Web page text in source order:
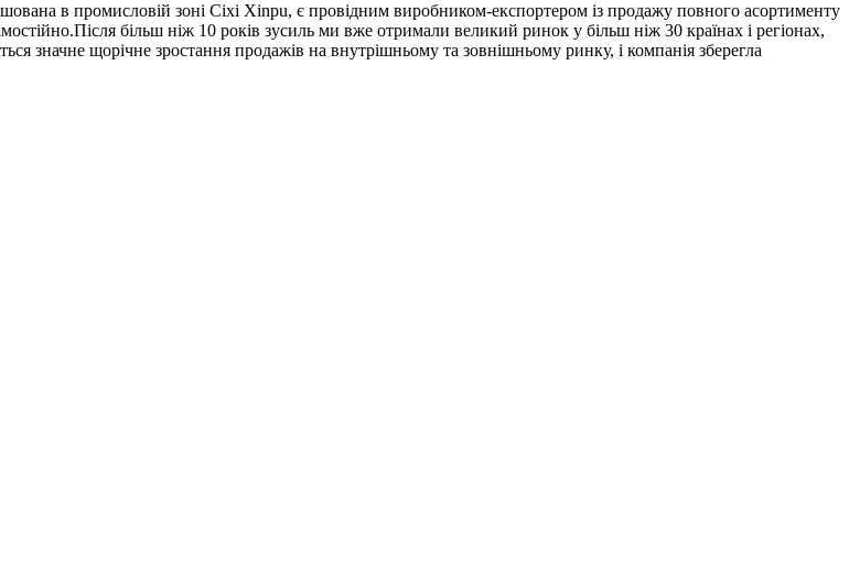
в промисловій зоні Cixi Xinpu, є провідним виробником-експортером із продажу повного асортименту
більш ніж 10 років зусиль ми вже отримали великий ринок у більш ніж 30 країнах і регіонах,
значне щорічне зростання продажів на внутрішньому та зовнішньому ринку, і компанія зберегла